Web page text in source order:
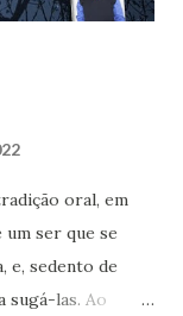
oral, em
ser que se
e, sedento de
sugá-las. Ao